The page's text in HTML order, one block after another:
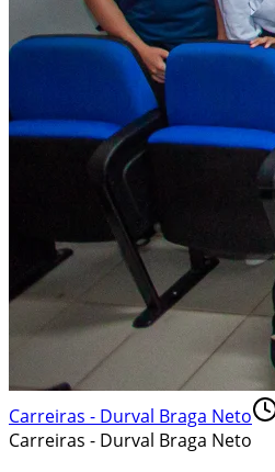
Carreiras - Durval Braga Neto
Carreiras - Durval Braga Neto